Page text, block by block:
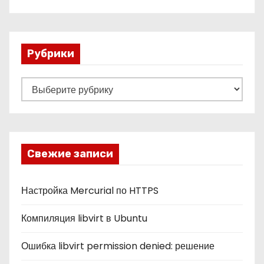
Рубрики
у
к
и
Свежие записи
Настройка Mercurial по HTTPS
Компиляция libvirt в Ubuntu
Ошибка libvirt permission denied: решение